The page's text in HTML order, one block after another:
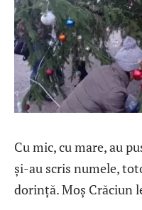
Cu mic, cu mare, au
și-au scris numele,
dorință. Moș Crăciun